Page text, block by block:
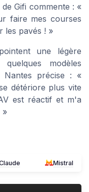
Gifi commente : «
faire mes courses
les pavés ! »
une légère
modèles
Nantes précise : «
détériore plus vite
est réactif et m'a
»
Mistral